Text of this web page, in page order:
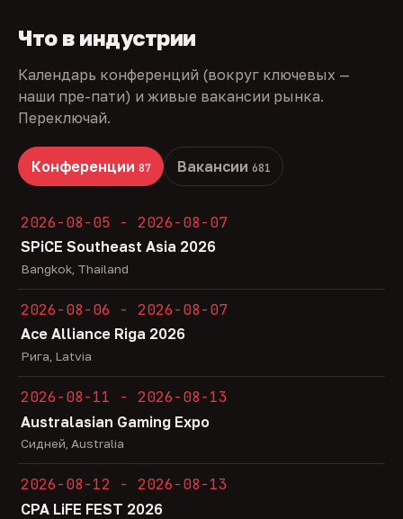
Что в индустрии
Календарь конференций (вокруг ключевых —
наши пре-пати) и живые вакансии рынка.
Переключай.
Конференции 87 Вакансии 681
2026-08-05 - 2026-08-07
SPiCE Southeast Asia 2026
Bangkok, Thailand
2026-08-06 - 2026-08-07
Ace Alliance Riga 2026
Рига, Latvia
2026-08-11 - 2026-08-13
Australasian Gaming Expo
Сидней, Australia
2026-08-12 - 2026-08-13
CPA LiFE FEST 2026